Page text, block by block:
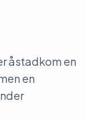
åstadkom en
en